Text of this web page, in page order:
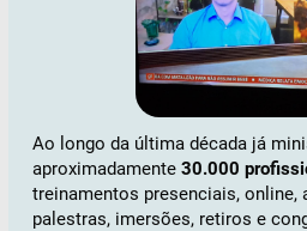
Ao longo da última década já
aproximadamente 30.000
treinamentos presenciais, online,
palestras, imersões, retiros e